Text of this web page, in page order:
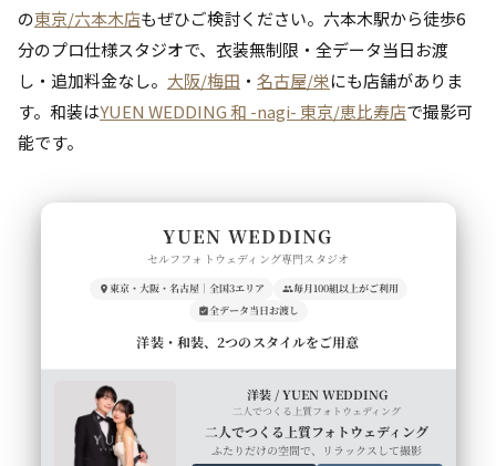
の東京/六本木店もぜひご検討ください。六本木駅から徒歩6
分のプロ仕様スタジオで、衣装無制限・全データ当日お渡
し・追加料金なし。 大阪/梅田 ・ 名古屋/栄にも店舗がありま
す。和装はYUEN WEDDING 和 -nagi- 東京/恵比寿店で撮影可
能です。
YUEN WEDDING
セルフフォトウェディング専門スタジオ
東京・大阪・名古屋｜全国3エリア
毎月100組以上がご利用
全データ当日お渡し
洋装・和装、2つのスタイルをご用意
洋装 / YUEN WEDDING
二人でつくる上質フォトウェディング
二人でつくる上質フォトウェディング
ふたりだけの空間で、リラックスして撮影